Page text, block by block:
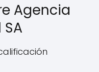
Agencia